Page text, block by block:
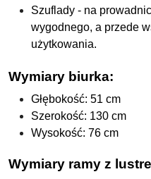
Szuflady - na
wygodnego, a przede
użytkowania.
Wymiary biurka:
Głębokość: 51 cm
Szerokość: 130 cm
Wysokość: 76 cm
Wymiary ramy z